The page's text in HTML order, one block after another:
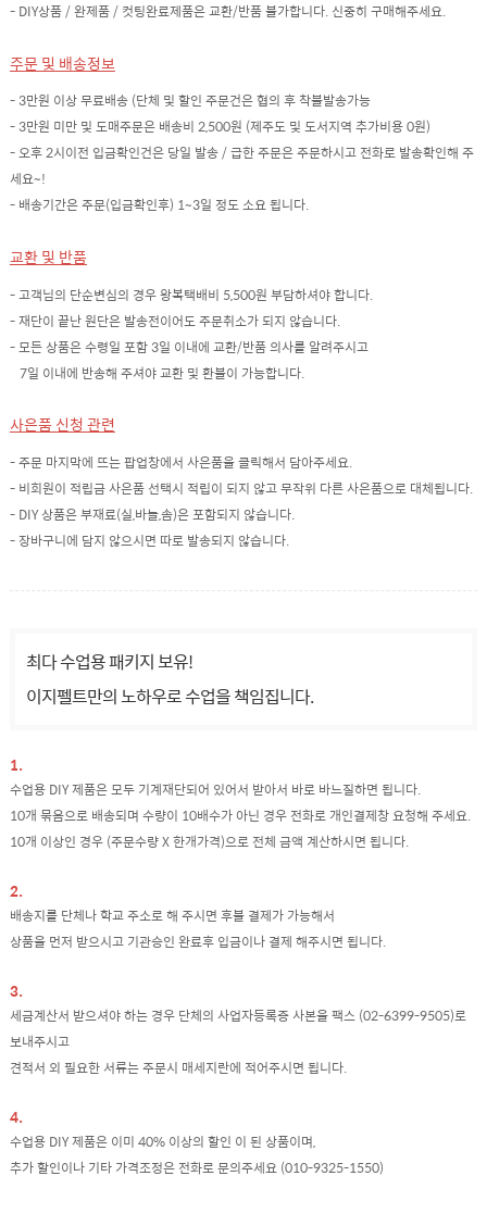
- DIY상품 / 완제품 / 컷팅완료제품은 교환/반품 불가합니다. 신중히 구매해주세요.
주문 및 배송정보
- 3만원 이상 무료배송 (단체 및 할인 주문건은 협의 후 착불발송가능
- 3만원 미만 및 도매주문은 배송비 2,500원 (제주도 및 도서지역 추가비용 0원)
- 오후 2시이전 입금확인건은 당일 발송 / 급한 주문은 주문하시고 전화로 발송확인해 주
세요~!
- 배송기간은 주문(입금확인후) 1~3일 정도 소요 됩니다.
교환 및 반품
- 고객님의 단순변심의 경우 왕복택배비 5,500원 부담하셔야 합니다.
- 재단이 끝난 원단은 발송전이어도 주문취소가 되지 않습니다.
- 모든 상품은 수령일 포함 3일 이내에 교환/반품 의사를 알려주시고
7일 이내에 반송해 주셔야 교환 및 환불이 가능합니다.
사은품 신청 관련
- 주문 마지막에 뜨는 팝업창에서 사은품을 클릭해서 담아주세요.
- 비회원이 적립금 사은품 선택시 적립이 되지 않고 무작위 다른 사은품으로 대체됩니다.
- DIY 상품은 부재료(실,바늘,솜)은 포함되지 않습니다.
- 장바구니에 담지 않으시면 따로 발송되지 않습니다.
최다 수업용 패키지 보유!
이지펠트만의 노하우로 수업을 책임집니다.
1.
수업용 DIY 제품은 모두 기계재단되어 있어서 받아서 바로 바느질하면 됩니다.
10개 묶음으로 배송되며 수량이 10배수가 아닌 경우 전화로 개인결제창 요청해 주세요.
10개 이상인 경우 (주문수량 X 한개가격)으로 전체 금액 계산하시면 됩니다.
2.
배송지를 단체나 학교 주소로 해 주시면 후불 결제가 가능해서
상품을 먼저 받으시고 기관승인 완료후 입금이나 결제 해주시면 됩니다.
3.
세금계산서 받으셔야 하는 경우 단체의 사업자등록증 사본을 팩스 (02-6399-9505)로
보내주시고
견적서 외 필요한 서류는 주문시 매세지란에 적어주시면 됩니다.
4.
수업용 DIY 제품은 이미 40% 이상의 할인 이 된 상품이며,
추가 할인이나 기타 가격조정은 전화로 문의주세요 (010-9325-1550)